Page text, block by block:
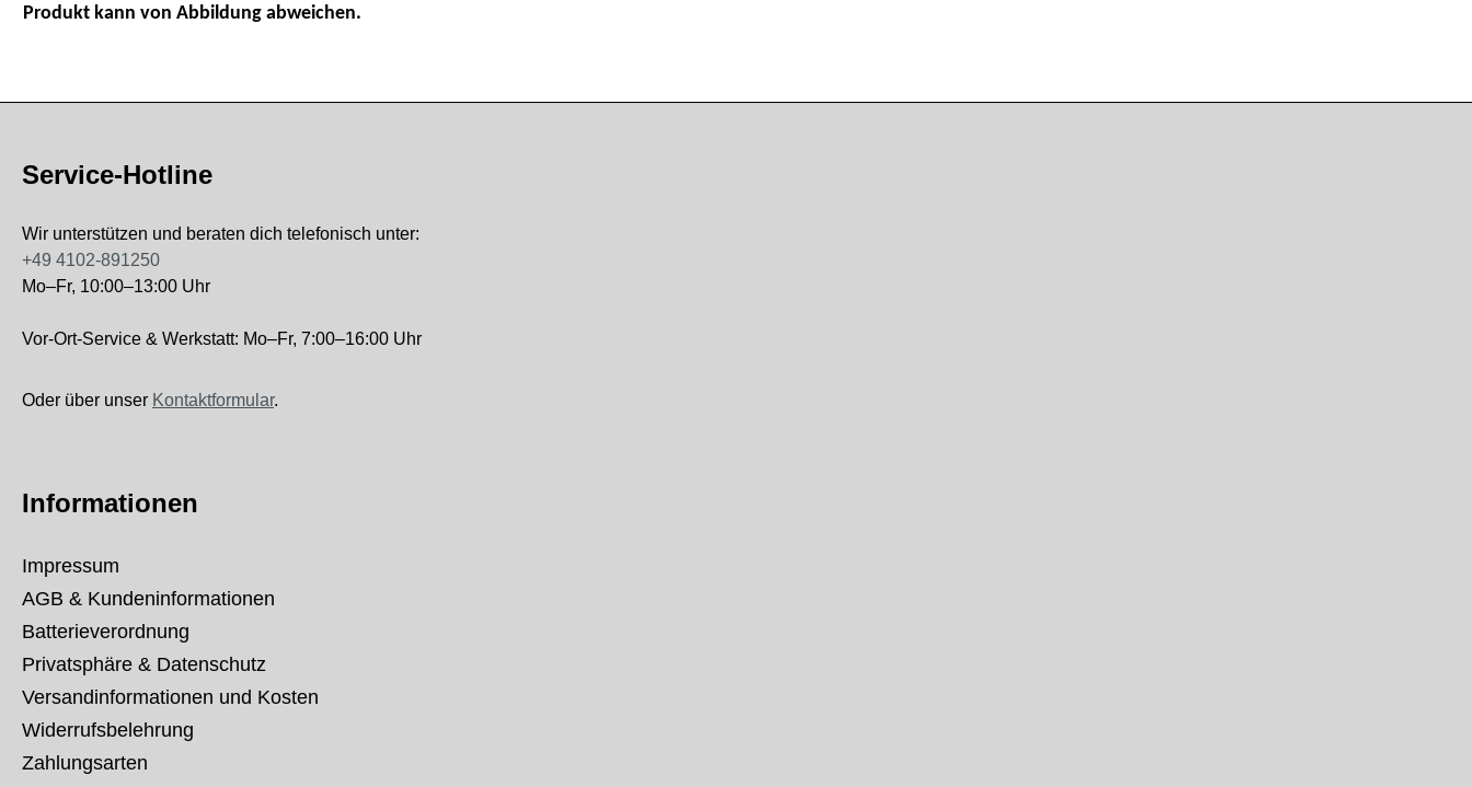
Produkt kann von Abbildung abweichen.
Service-Hotline
Wir unterstützen und beraten dich telefonisch unter:
+49 4102-891250
Mo–Fr, 10:00–13:00 Uhr
Vor-Ort-Service & Werkstatt: Mo–Fr, 7:00–16:00 Uhr
Oder über unser Kontaktformular.
Informationen
Impressum
AGB & Kundeninformationen
Batterieverordnung
Privatsphäre & Datenschutz
Versandinformationen und Kosten
Widerrufsbelehrung
Zahlungsarten